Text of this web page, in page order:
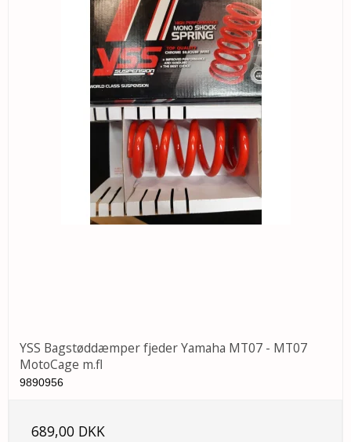
YSS Bagstøddæmper fjeder Yamaha MT07 - MT07
MotoCage m.fl
9890956
689,00 DKK